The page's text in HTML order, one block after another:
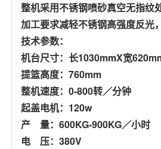
整机采用不锈钢喷砂真空无指纹
加工要求减轻不锈钢高强度反光
技术参数：
机台尺寸：长1030mmX宽
提篮高度：760mm
整机速度：0-800转／分钟
起盖电机：120w
产 量：600KG-900KG／小时
电 压：380V